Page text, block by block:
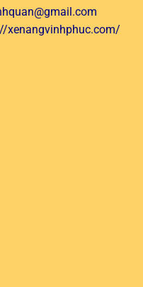
xenangvinhphuc.com/